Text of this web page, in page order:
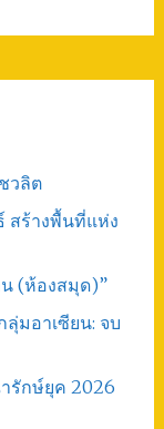
วลิต
สร้างพื้นที่แห่ง
(ห้องสมุด)”
ลุ่มอาเซียน: จบ
รักษ์ยุค 2026